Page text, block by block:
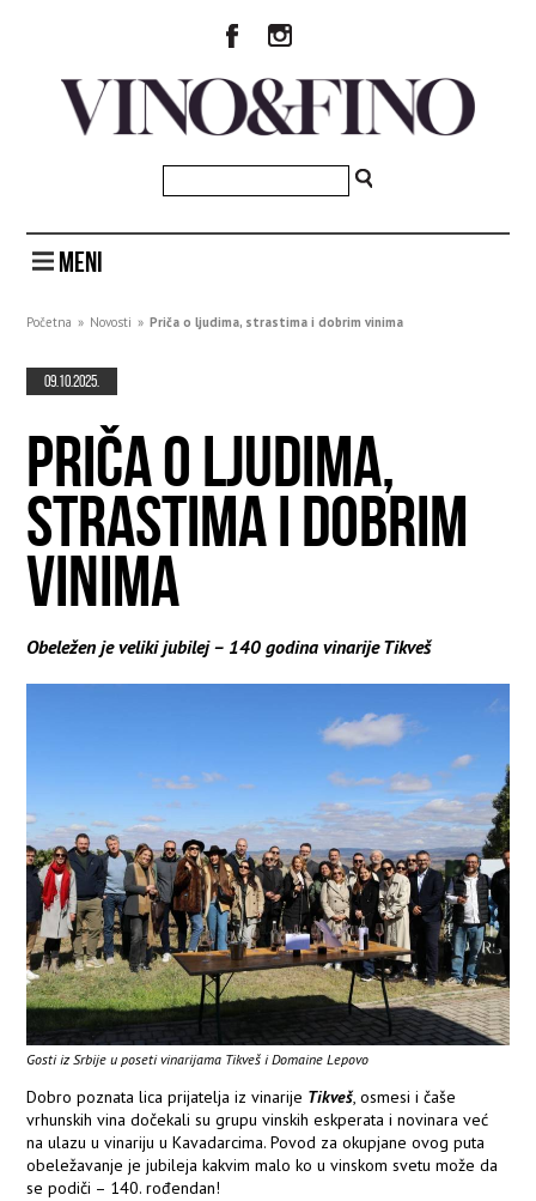
MENI
Početna » Novosti » Priča o ljudima, strastima i dobrim vinima
09.10.2025.
PRIČA O LJUDIMA,
STRASTIMA I DOBRIM
VINIMA
Obeležen je veliki jubilej – 140 godina vinarije Tikveš
Gosti iz Srbije u poseti vinarijama Tikveš i Domaine Lepovo
Dobro poznata lica prijatelja iz vinarije Tikveš, osmesi i čaše
vrhunskih vina dočekali su grupu vinskih eskperata i novinara već
na ulazu u vinariju u Kavadarcima. Povod za okupjane ovog puta
obeležavanje je jubileja kakvim malo ko u vinskom svetu može da
se podiči – 140. rođendan!